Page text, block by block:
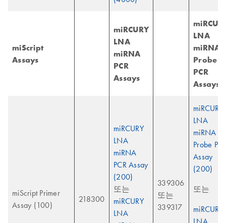
miScript
Assays
miRCURY
LNA
miRNA
PCR
Assays
LNA
miRNA
Probe
PCR
Assays
miScript Primer
Assay (100)
218300
miRCURY
LNA
miRNA
PCR Assay
(200)
또는
miRCURY
LNA
339306
또는
339317
miRCURY
LNA
miRNA
Probe
Assay
(200)
또는
miRCURY
LNA